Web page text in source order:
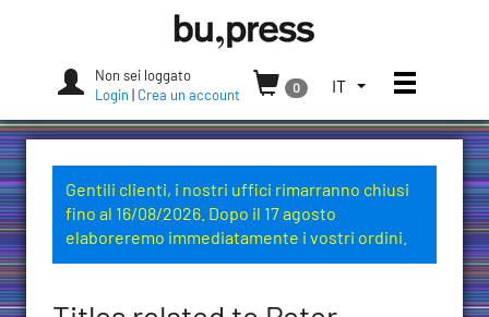
Press
Non sei loggato
Login
Crea un account
0
SELEZIONA
LINGUA.
ATTUALE:
(ITALIA)
IT Apri/
Gentili clienti, i nostri uffici rimarranno chiusi
fino al 16/08/2026. Dopo il 17 agosto
elaboreremo immediatamente i vostri ordini.